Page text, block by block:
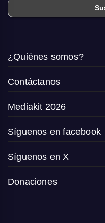
¿Quiénes somos?
Contáctanos
Mediakit 2026
Síguenos en facebook
Síguenos en X
Donaciones